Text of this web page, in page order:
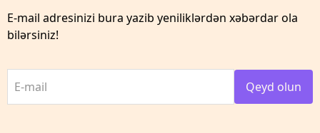
E-mail adresinizi bura yazib yeniliklərdən xəbərdar ola
bilərsiniz!
E-mail Qeyd olun